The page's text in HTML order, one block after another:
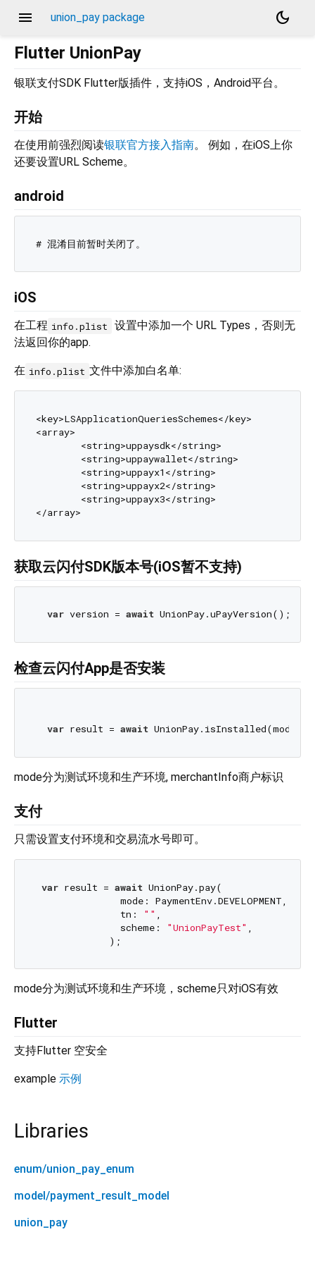
menu union_pay package
dark_mode
Flutter UnionPay
银联支付SDK Flutter版插件，支持iOS，Android平台。
开始
在使用前强烈阅读银联官方接入指南。 例如，在iOS上你
还要设置URL Scheme。
android
iOS
在工程 info.plist
设置中添加一个 URL Types，否则无
法返回你的app.
在 info.plist 文件中添加白名单:
<key>LSApplicationQueriesSchemes</key>
<array>
获取云闪付SDK版本号(iOS暂不支持)
var version = await
检查云闪付App是否安装
var result = await UnionPay.isInstalled(mode:
mode分为测试环境和生产环境, merchantInfo商户标识
支付
只需设置支付环境和交易流水号即可。
var result = await UnionPay.pay(
               mode: PaymentEnv.DEVELOPMENT,
               tn:
""
               scheme:
"UnionPayTest"
mode分为测试环境和生产环境，scheme只对iOS有效
Flutter
支持Flutter 空安全
example 示例
Libraries
enum/union_pay_enum
model/payment_result_model
union_pay